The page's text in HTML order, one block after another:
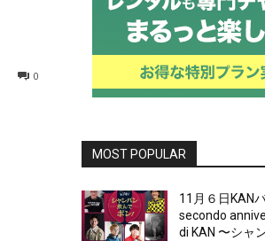
0
MOST POPULAR
11月６日KAN
secondo
di KAN 〜シャ